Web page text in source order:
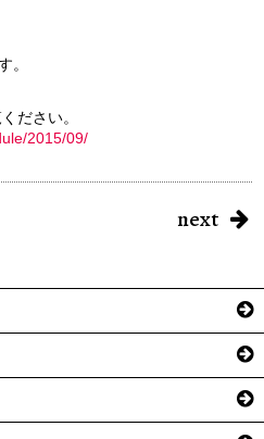
。
ださい。
2015/09/
next